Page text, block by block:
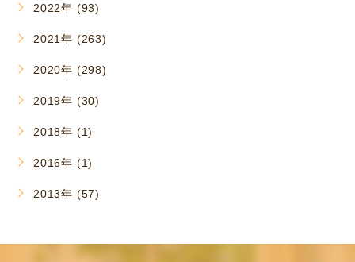
2022年 (93)
2021年 (263)
2020年 (298)
2019年 (30)
2018年 (1)
2016年 (1)
2013年 (57)